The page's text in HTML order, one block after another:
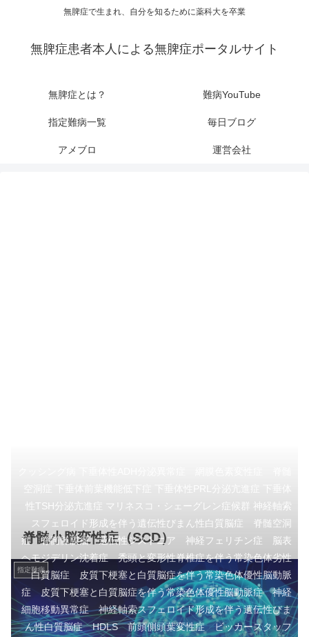
無脾症で生まれ、自分を知るために薬科大を卒業
無脾症患者本人による無脾症ポータルサイト
無脾症とは？ 難病YouTube
指定難病一覧 毎日ブログ
アメブロ 運営会社
脊髄小脳変性症（SCD）
指定難病
空洞症 下垂体前葉機能低下症 下垂体性PRL分泌亢進症 下垂体
性TSH分泌亢進症 マリネスコ・シェーグレン症候群 神経軸索
スフェロイド形成を伴う遺伝性びまん性白質脳症 脊髄空洞
症 脊髄髄膜瘤 遺伝性ジストニア 神経フェリチン症 脳表
ヘモジデリン沈着症 禿頭と変形性脊椎症を伴う常染色体劣性
白質脳症 皮質下梗塞と白質脳症を伴う常染色体優性脳動脈
症 皮質下梗塞と白質脳症を伴う常染色体優性脳動脈症 神経
細胞移動異常症 神経軸索スフェロイド形成を伴う遺伝性びま
ん性白質脳症 HDLS 前頭側頭葉変性症 ビッカースタッフ